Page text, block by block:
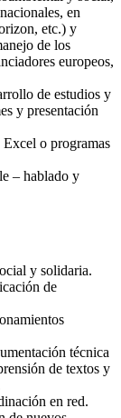
en
etc.) y
de los
europeos,
de estudios y
y presentación
o programas
– hablado y
y solidaria.
de
técnica
de textos y
en red.